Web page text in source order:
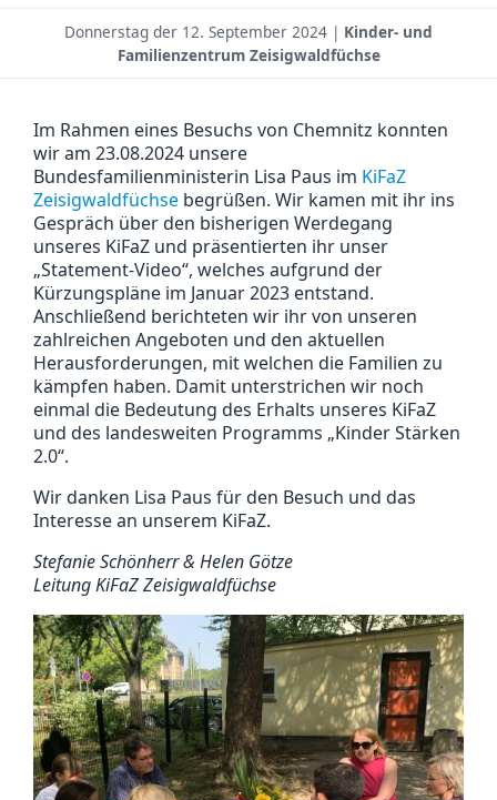
Donnerstag der 12. September 2024 | Kinder- und
Familienzentrum Zeisigwaldfüchse
Im Rahmen eines Besuchs von Chemnitz konnten
wir am 23.08.2024 unsere
Bundesfamilienministerin Lisa Paus im KiFaZ
Zeisigwaldfüchse begrüßen. Wir kamen mit ihr ins
Gespräch über den bisherigen Werdegang
unseres KiFaZ und präsentierten ihr unser
„Statement-Video“, welches aufgrund der
Kürzungspläne im Januar 2023 entstand.
Anschließend berichteten wir ihr von unseren
zahlreichen Angeboten und den aktuellen
Herausforderungen, mit welchen die Familien zu
kämpfen haben. Damit unterstrichen wir noch
einmal die Bedeutung des Erhalts unseres KiFaZ
und des landesweiten Programms „Kinder Stärken
2.0“.
Wir danken Lisa Paus für den Besuch und das
Interesse an unserem KiFaZ.
Stefanie Schönherr & Helen Götze
Leitung KiFaZ Zeisigwaldfüchse